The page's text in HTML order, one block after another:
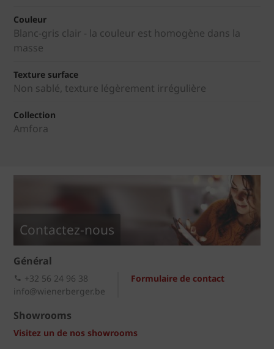
Couleur
Blanc-gris clair - la couleur est homogène dans la
masse
Texture surface
Non sablé, texture légèrement irrégulière
Collection
Amfora
Contactez-nous
Général
Formulaire de contact
+32 56 24 96 38
info@wienerberger.be
Showrooms
Visitez un de nos showrooms